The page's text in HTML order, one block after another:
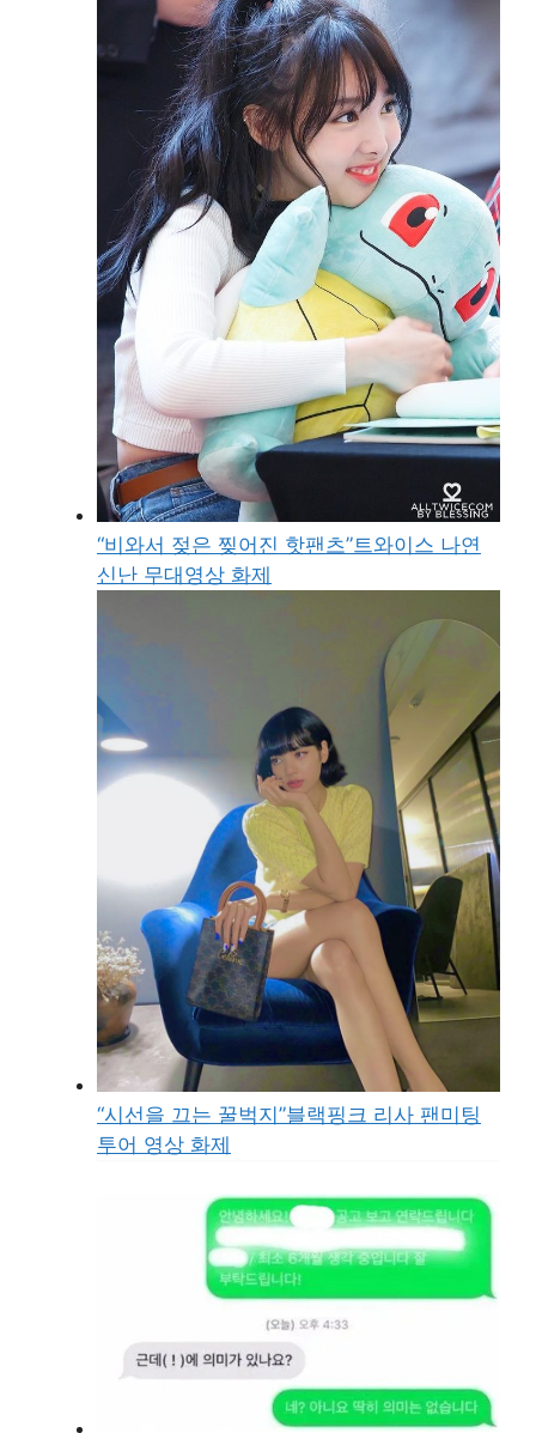
“비와서 젖은 찢어진 핫팬츠”트와이스 나연
신난 무대영상 화제
“시선을 끄는 꿀벅지”블랙핑크 리사 팬미팅
투어 영상 화제